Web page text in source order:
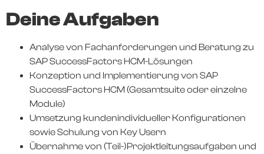
Deine Aufgaben
Analyse von Fachanforderungen und Beratung zu
SAP SuccessFactors HCM-Lösungen
Konzeption und Implementierung von SAP
SuccessFactors HCM (Gesamtsuite oder einzelne
Module)
Umsetzung kundenindividueller Konfigurationen
sowie Schulung von Key Usern
Übernahme von (Teil-)Projektleitungsaufgaben und